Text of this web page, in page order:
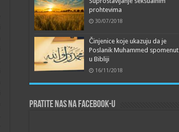
prohtevima
30/07/2018
Činjenice koje ukazuju da je
Poslanik Muhammed spomenut
u Bibliji
16/11/2018
Pratite nas na Facebook-u